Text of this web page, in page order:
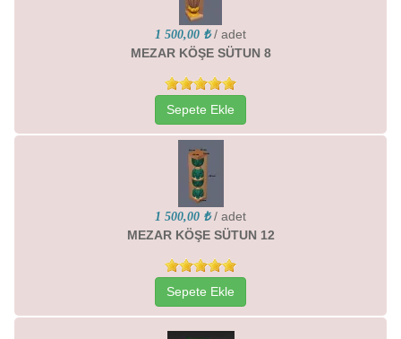
1 500,00 ₺ / adet
MEZAR KÖŞE SÜTUN 8
Sepete Ekle
1 500,00 ₺ / adet
MEZAR KÖŞE SÜTUN 12
Sepete Ekle